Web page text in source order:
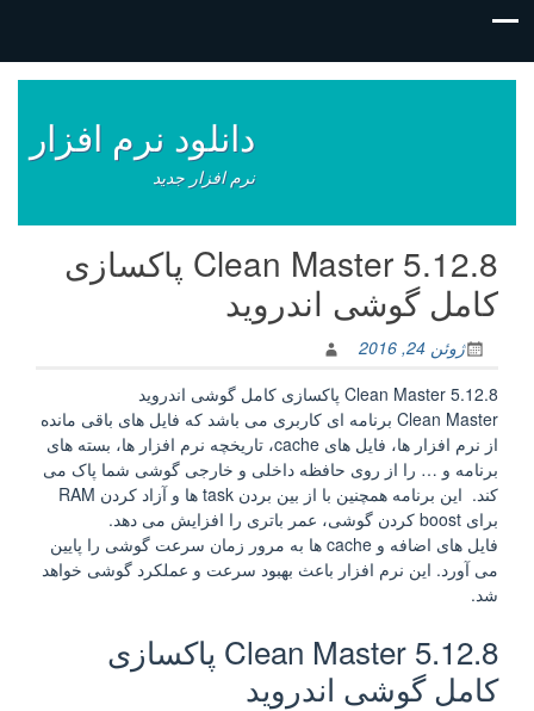
نوشته‌ها
دانلود نرم افزار
نرم افزار جدید
Clean Master 5.12.8 پاکسازی
کامل گوشی اندروید
ژوئن 24, 2016
Clean Master 5.12.8 پاکسازی کامل گوشی اندروید
Clean Master برنامه ای کاربری می باشد که فایل های باقی مانده
از نرم افزار ها، فایل های cache، تاریخچه نرم افزار ها، بسته های
برنامه و … را از روی حافظه داخلی و خارجی گوشی شما پاک می
کند. این برنامه همچنین با از بین بردن task ها و آزاد کردن RAM
برای boost کردن گوشی، عمر باتری را افزایش می دهد.
فایل های اضافه و cache ها به مرور زمان سرعت گوشی را پایین
می آورد. این نرم افزار باعث بهبود سرعت و عملکرد گوشی خواهد
شد.
Clean Master 5.12.8 پاکسازی
کامل گوشی اندروید